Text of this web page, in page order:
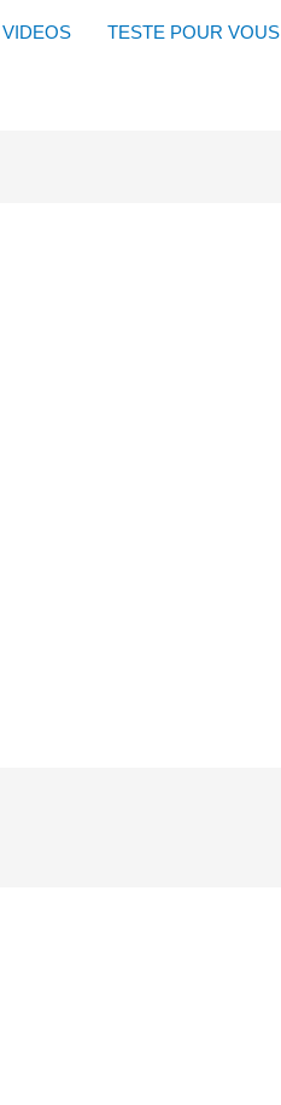
TESTE POUR VOUS